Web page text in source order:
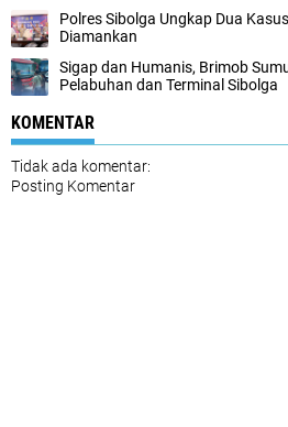
Polres Sibolga Ungkap Dua
Diamankan
Sigap dan Humanis, Brimob
Pelabuhan dan Terminal Sibolga
KOMENTAR
Tidak ada komentar:
Posting Komentar